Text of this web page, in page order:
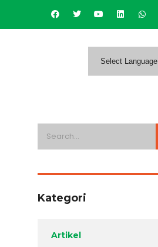
Select Language
Kategori
Artikel